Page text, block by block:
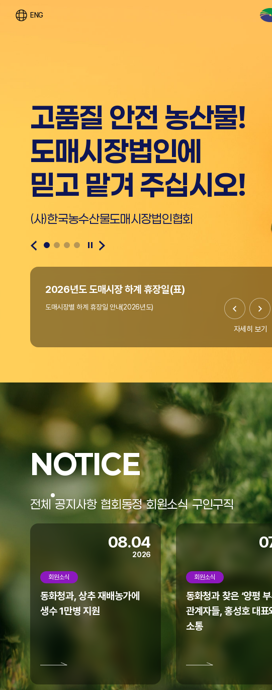
ENG
고품질 안전 농산물!
도매시장법인에
믿고 맡겨 주십시오!
공영도매시장만이 유
"공개·경쟁"
거래체제 실현
(사)한국농수산물도매시장법인협회
2026년도 도매시장 하계 휴장일(표)
도매시장별 하계 휴장일 안내(2026년도)
자세히 보기
우리협회에서는 열정과 꿈으로 미래 농업을 이끌 청년의
"온라인도매시장 창업지원사업"을 아래와 같이 모집 공고합니다.
홈페이지 리뉴얼
협회 홈페이지가 리뉴얼되었습니다.
모바일에서도 많은 이용 바랍니다.
NOTICE
전체 공지사항 협회동정 회원소식 구인구직
08.04
2026
회원소식
동화청과, 상추 재배농가에
생수 1만병 지원
회원소식
동화청과 찾은 ‘양평 부
관계자들, 홍성호 대표
소통